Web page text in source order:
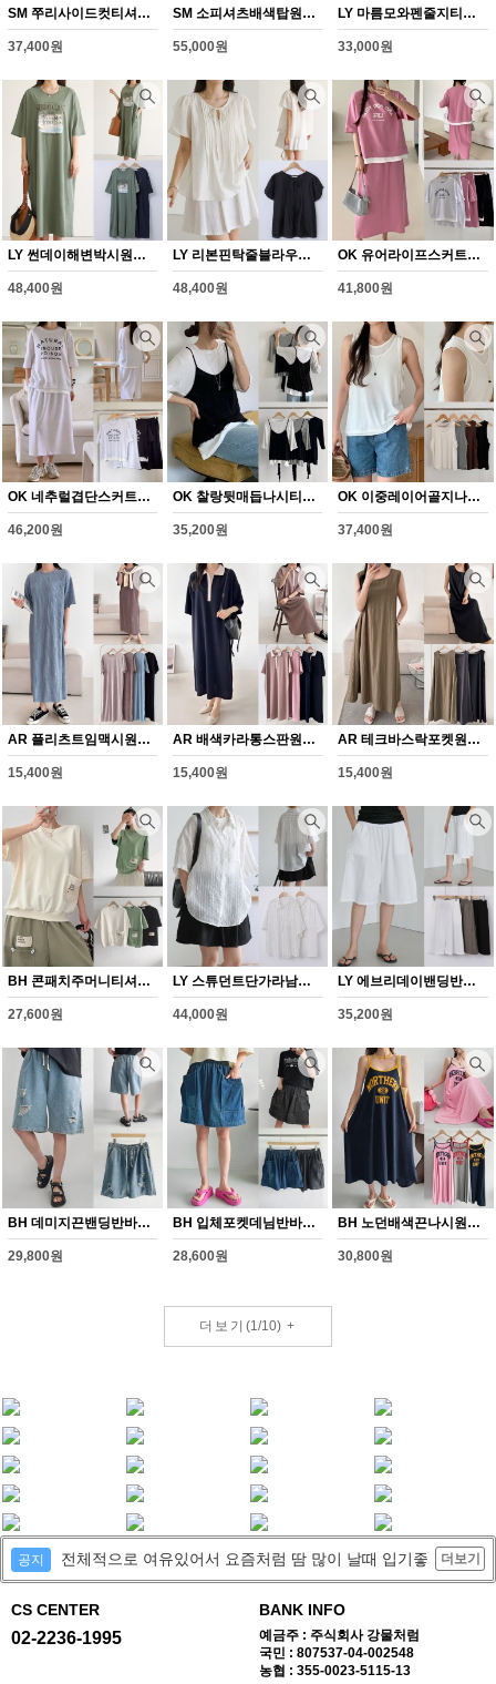
SM 쭈리사이드컷티셔츠(Y367H608)
37,400원
SM 소피셔츠배색탑원피스(Y368H608)
55,000원
LY 마름모와펜줄지티셔츠(Y352H608)
33,000원
LY 썬데이해변박시원피스(Y353H608)
48,400원
LY 리본핀탁줄블라우스(Y354H608)
48,400원
OK 유어라이프스커트세트(Y355H608)
41,800원
OK 네추럴겹단스커트세트(Y356H608)
46,200원
OK 찰랑뒷매듭나시티셔츠(Y357H608)
35,200원
OK 이중레이어골지나시(Y358H608)
37,400원
AR 플리츠트임맥시원피스(Y359H608)
15,400원
AR 배색카라통스판원피스(Y360H608)
15,400원
AR 테크바스락포켓원피스(Y361H608)
15,400원
BH 콘패치주머니티셔츠(Y351H608)
27,600원
LY 스튜던트단가라남방(Y345H608)
44,000원
LY 에브리데이밴딩반바지(Y346H608)
35,200원
BH 데미지끈밴딩반바지(Y347H608)
29,800원
BH 입체포켓데님반바지(Y348H608)
28,600원
BH 노던배색끈나시원피스(Y349H608)
30,800원
더보기 (1/10) +
공지 전체적으로 여유있어서 요즘처럼 땀 많이 날때 입기좋 더보기
CS CENTER
02-2236-1995
BANK INFO
예금주 : 주식회사 강물처럼
국민 : 807537-04-002548
농협 : 355-0023-5115-13